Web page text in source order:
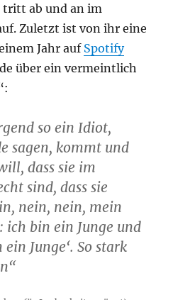
tritt ab und an im
Zuletzt ist von ihr eine
Jahr auf Spotify
über ein vermeintlich
so ein Idiot,
sagen, kommt und
dass sie im
sind, dass sie
nein, nein, mein
ich bin ein Junge und
Junge‘. So stark